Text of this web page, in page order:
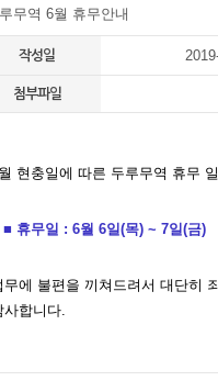
무역 6월 휴무안내
작성일
첨부파일
현충일에 따른 두루무역 휴무
휴무일 : 6월 6일(목) ~ 7일(금)
무에 불편을 끼쳐드려서 대단히
사합니다.